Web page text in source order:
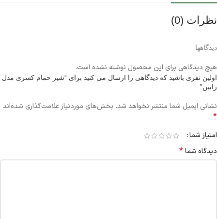
نظرات (0)
دیدگاهها
هیچ دیدگاهی برای این محصول نوشته نشده است.
اولین نفری باشید که دیدگاهی را ارسال می کنید برای “شیر حمام کسری مدل
رابین”
نشانی ایمیل شما منتشر نخواهد شد. بخش‌های موردنیاز علامت‌گذاری شده‌اند
*
امتیاز شما
دیدگاه شما*